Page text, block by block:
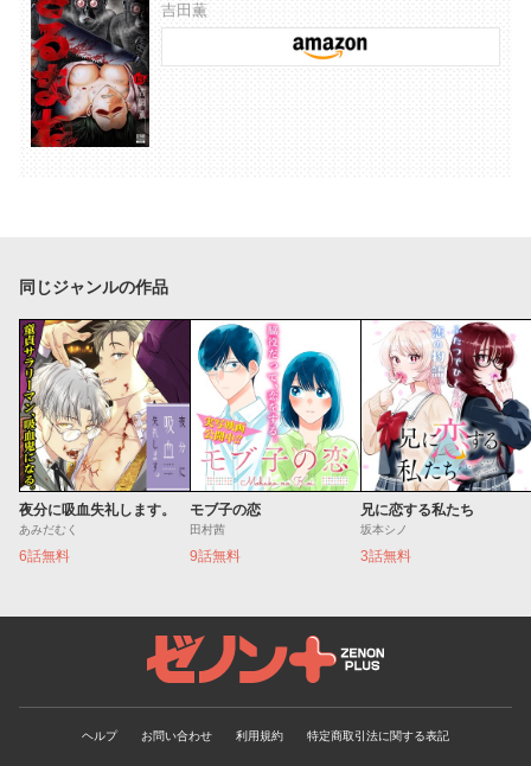
吉田薫
同じジャンルの作品
夜分に吸血失礼します。
あみだむく
6話無料
モブ子の恋
田村茜
9話無料
兄に恋する私たち
坂本シノ
3話無料
ゼノンプラス
ヘルプ お問い合わせ 利用規約 特定商取引法に関する表記